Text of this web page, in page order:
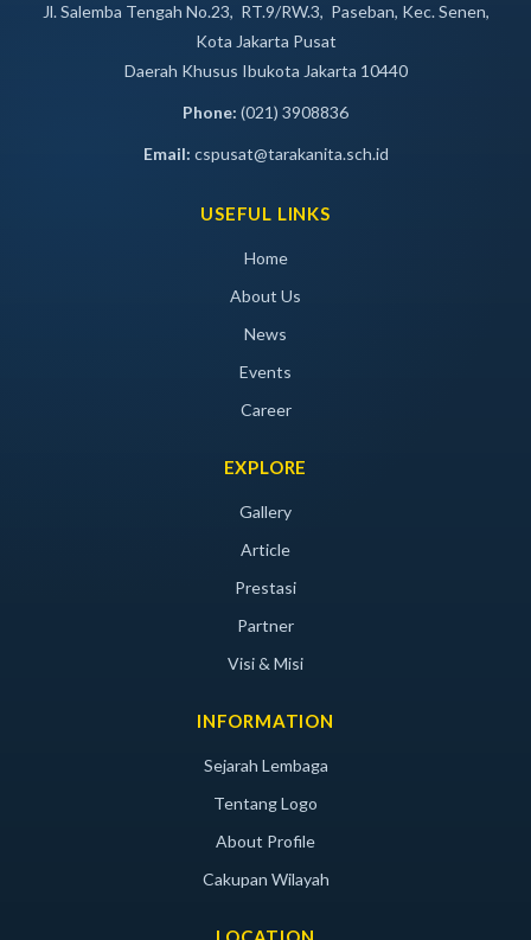
Jl. Salemba Tengah No.23, RT.9/RW.3, Paseban, Kec. Senen,
Kota Jakarta Pusat
Daerah Khusus Ibukota Jakarta 10440
Phone: (021) 3908836
Email: cspusat@tarakanita.sch.id
USEFUL LINKS
Home
About Us
News
Events
Career
EXPLORE
Gallery
Article
Prestasi
Partner
Visi & Misi
INFORMATION
Sejarah Lembaga
Tentang Logo
About Profile
Cakupan Wilayah